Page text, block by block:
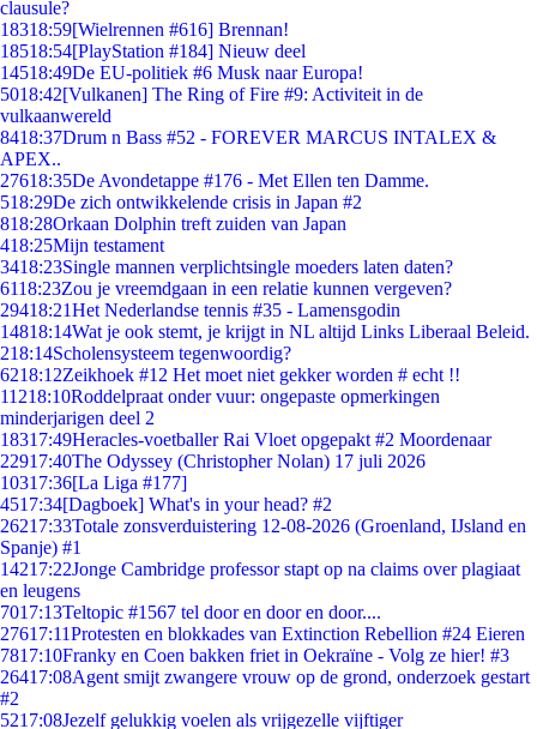
clausule?
18318:59[Wielrennen #616] Brennan!
18518:54[PlayStation #184] Nieuw deel
14518:49De EU-politiek #6 Musk naar Europa!
5018:42[Vulkanen] The Ring of Fire #9: Activiteit in de
vulkaanwereld
8418:37Drum n Bass #52 - FOREVER MARCUS INTALEX &
APEX..
27618:35De Avondetappe #176 - Met Ellen ten Damme.
518:29De zich ontwikkelende crisis in Japan #2
818:28Orkaan Dolphin treft zuiden van Japan
418:25Mijn testament
3418:23Single mannen verplichtsingle moeders laten daten?
6118:23Zou je vreemdgaan in een relatie kunnen vergeven?
29418:21Het Nederlandse tennis #35 - Lamensgodin
14818:14Wat je ook stemt, je krijgt in NL altijd Links Liberaal Beleid.
218:14Scholensysteem tegenwoordig?
6218:12Zeikhoek #12 Het moet niet gekker worden # echt !!
11218:10Roddelpraat onder vuur: ongepaste opmerkingen
minderjarigen deel 2
18317:49Heracles-voetballer Rai Vloet opgepakt #2 Moordenaar
22917:40The Odyssey (Christopher Nolan) 17 juli 2026
10317:36[La Liga #177]
4517:34[Dagboek] What's in your head? #2
26217:33Totale zonsverduistering 12-08-2026 (Groenland, IJsland en
Spanje) #1
14217:22Jonge Cambridge professor stapt op na claims over plagiaat
en leugens
7017:13Teltopic #1567 tel door en door en door....
27617:11Protesten en blokkades van Extinction Rebellion #24 Eieren
7817:10Franky en Coen bakken friet in Oekraïne - Volg ze hier! #3
26417:08Agent smijt zwangere vrouw op de grond, onderzoek gestart
#2
5217:08Jezelf gelukkig voelen als vrijgezelle vijftiger